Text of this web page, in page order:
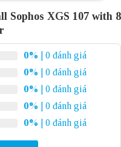
Sophos XGS 107 with 8
0%
| 0 đánh giá
0%
| 0 đánh giá
0%
| 0 đánh giá
0%
| 0 đánh giá
0% | 0 đánh giá